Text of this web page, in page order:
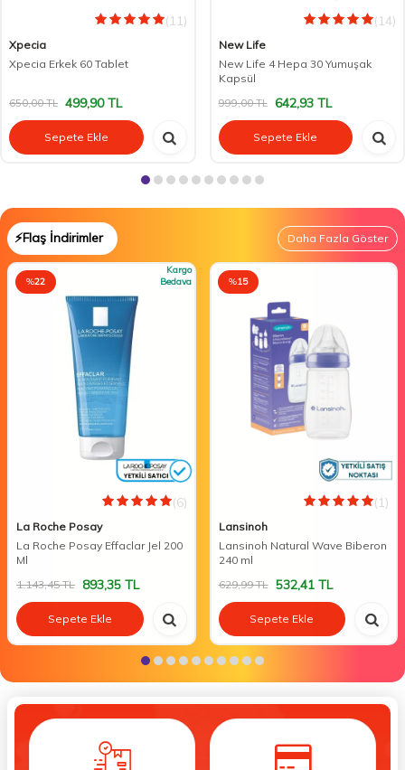
(11)
Xpecia
Xpecia Erkek 60 Tablet
650,00TL 499,90TL
Sepete Ekle
(14)
New Life
New Life 4 Hepa 30 Yumuşak
Kapsül
999,00TL 642,93TL
Sepete Ekle
⚡Flaş İndirimler Daha Fazla Göster
%22
Kargo
Bedava
(6)
La Roche Posay
La Roche Posay Effaclar Jel 200
Ml
1.143,45TL 893,35 TL
Sepete Ekle
%15
(1)
Lansinoh
Lansinoh Natural Wave Biberon
240 ml
629,99TL 532,41TL
Sepete Ekle